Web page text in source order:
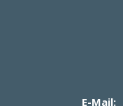
E-Mail: